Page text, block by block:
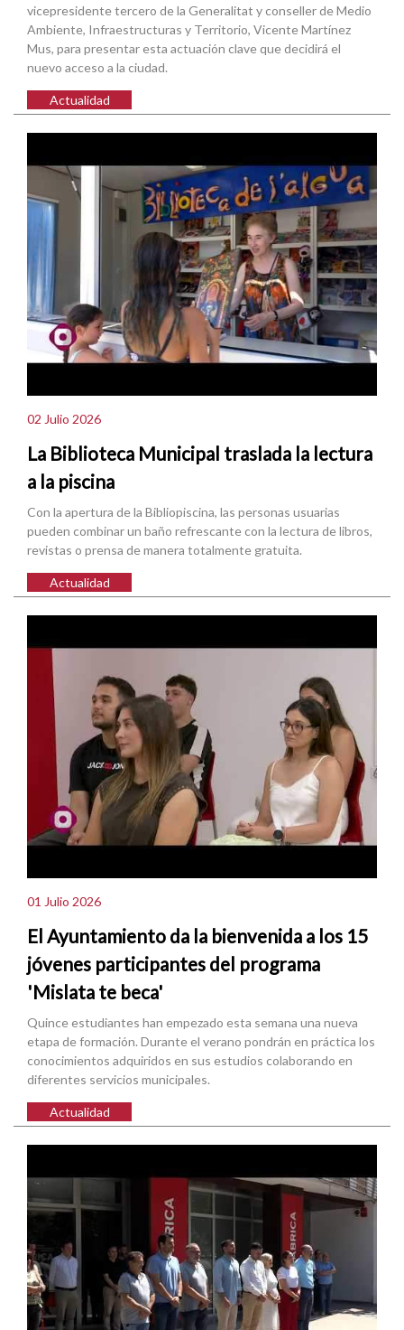
vicepresidente tercero de la Generalitat y conseller de Medio
Ambiente, Infraestructuras y Territorio, Vicente Martínez
Mus, para presentar esta actuación clave que decidirá el
nuevo acceso a la ciudad.
Actualidad
02 Julio 2026
La Biblioteca Municipal traslada la lectura
a la piscina
Con la apertura de la Bibliopiscina, las personas usuarias
pueden combinar un baño refrescante con la lectura de libros,
revistas o prensa de manera totalmente gratuita.
Actualidad
01 Julio 2026
El Ayuntamiento da la bienvenida a los 15
jóvenes participantes del programa
'Mislata te beca'
Quince estudiantes han empezado esta semana una nueva
etapa de formación. Durante el verano pondrán en práctica los
conocimientos adquiridos en sus estudios colaborando en
diferentes servicios municipales.
Actualidad